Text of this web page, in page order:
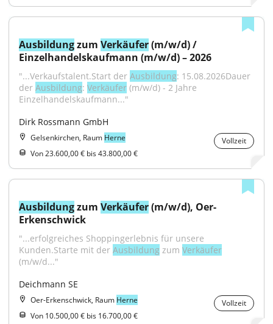
Ausbildung zum Verkäufer (m/w/d) /
Einzelhandelskaufmann (m/w/d) – 2026
"...Verkaufstalent.Start der Ausbildung: 15.08.2026Dauer
der Ausbildung: Verkäufer (m/w/d) - 2 Jahre
Einzelhandelskaufmann..."
Dirk Rossmann GmbH
Gelsenkirchen, Raum Herne
Vollzeit
Von 23.600,00 € bis 43.800,00 €
Ausbildung zum Verkäufer (m/w/d), Oer-
Erkenschwick
"...erfolgreiches Shoppingerlebnis für unsere
Kunden.Starte mit der Ausbildung zum Verkäufer
(m/w/d..."
Deichmann SE
Oer-Erkenschwick, Raum Herne
Vollzeit
Von 10.500,00 € bis 16.700,00 €